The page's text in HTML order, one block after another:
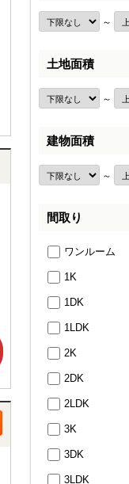
～
土地面積
～
建物面積
～
間取り
ワンルーム
1K
1DK
1LDK
2K
2DK
2LDK
3K
3DK
3LDK